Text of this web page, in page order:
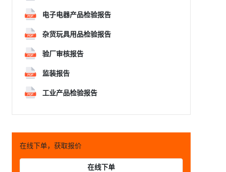
电子电器产品检验报告
杂货玩具用品检验报告
验厂审核报告
监装报告
工业产品检验报告
在线下单，获取报价
在线下单